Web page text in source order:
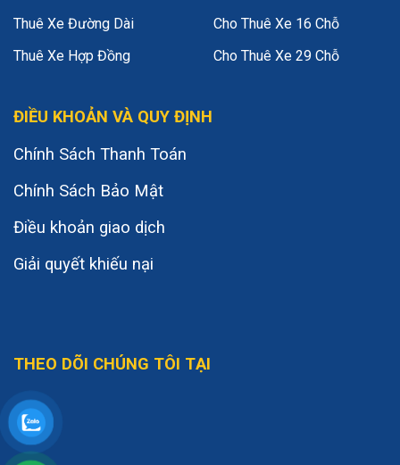
Thuê Xe Đường Dài
Thuê Xe Hợp Đồng
Cho Thuê Xe 16 Chỗ
Cho Thuê Xe 29 Chỗ
ĐIỀU KHOẢN VÀ QUY ĐỊNH
Chính Sách Thanh Toán
Chính Sách Bảo Mật
Điều khoản giao dịch
Giải quyết khiếu nại
THEO DÕI CHÚNG TÔI TẠI